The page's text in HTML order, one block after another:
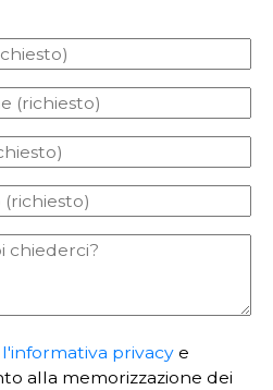
l'informativa privacye
alla memorizzazione dei